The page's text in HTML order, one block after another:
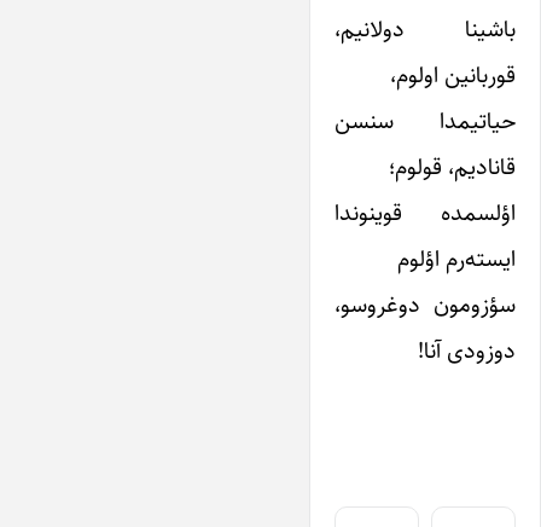
باشینا دولانیم،
قوربانین اولوم،
حیاتیمدا سنسن
قانادیم، قولوم؛
اؤلسمده قوینوندا
ایسته‌رم اؤلوم
سؤزومون دوغروسو،
دوزودی آنا!